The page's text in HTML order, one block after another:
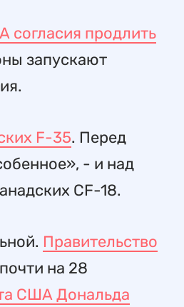
согласия продлить
запускают
F-35. Перед
- и над
CF-18.
Правительство
на 28
США Дональда